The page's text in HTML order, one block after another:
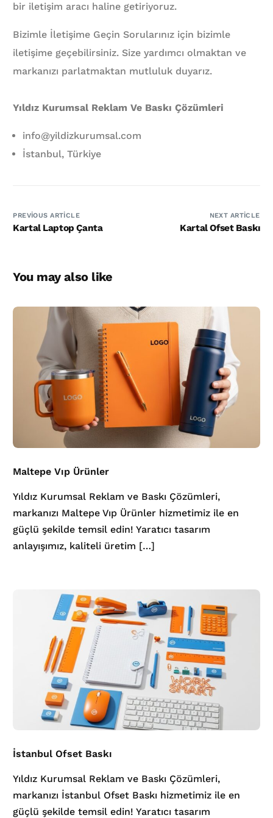
bir iletişim aracı haline getiriyoruz.
Bizimle İletişime Geçin Sorularınız için bizimle
iletişime geçebilirsiniz. Size yardımcı olmaktan ve
markanızı parlatmaktan mutluluk duyarız.
Yıldız Kurumsal Reklam Ve Baskı Çözümleri
info@yildizkurumsal.com
İstanbul, Türkiye
PREVIOUS ARTICLE
Kartal Laptop Çanta
NEXT ARTICLE
Kartal Ofset Baskı
You may also like
Maltepe Vıp Ürünler
Yıldız Kurumsal Reklam ve Baskı Çözümleri,
markanızı Maltepe Vıp Ürünler hizmetimiz ile en
güçlü şekilde temsil edin! Yaratıcı tasarım
anlayışımız, kaliteli üretim […]
İstanbul Ofset Baskı
Yıldız Kurumsal Reklam ve Baskı Çözümleri,
markanızı İstanbul Ofset Baskı hizmetimiz ile en
güçlü şekilde temsil edin! Yaratıcı tasarım